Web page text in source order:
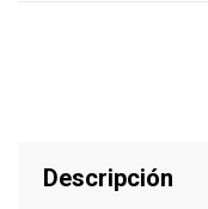
Descripción